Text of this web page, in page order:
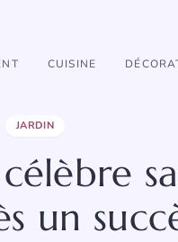
CUISINE
JARDIN
un